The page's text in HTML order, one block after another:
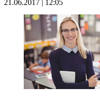
21.06.2017 | 12:05